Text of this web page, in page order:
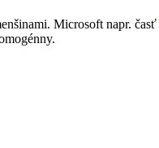
Microsoft napr. časť